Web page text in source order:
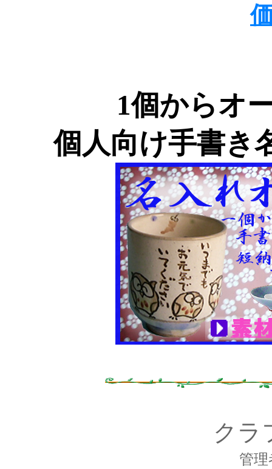
1個からオ
個人向け手書き
クラ
管